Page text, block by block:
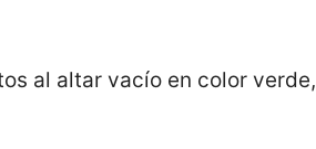
al altar vacío en color verde,